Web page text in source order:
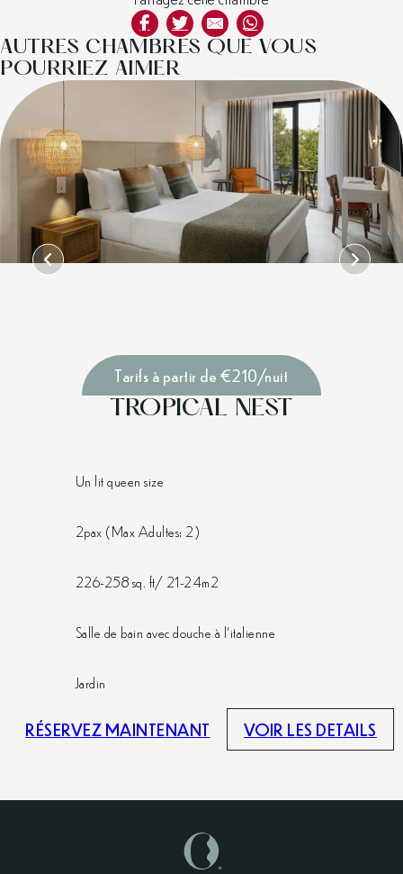
AUTRES CHAMBRES QUE VOUS
POURRIEZ AIMER
TROPICAL NEST
Un lit queen size
2pax (Max Adultes: 2)
226-258 sq. ft/ 21-24m2
Salle de bain avec douche à l'italienne
Jardin
RÉSERVEZ MAINTENANT VOIR LES DETAILS
Tarifs à partir de €210/nuit